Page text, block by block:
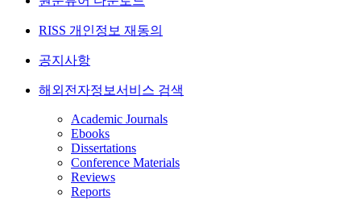
RISS 개인정보 재동의
공지사항
해외전자정보서비스 검색
Academic Journals
Ebooks
Dissertations
Conference Materials
Reviews
Reports